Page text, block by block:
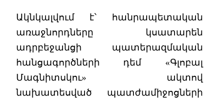
Ակնկալվում է՝ հանրապետական
առաջնորդները կսատարեն
ադրբեջանցի պատերազմական
հանցագործների դեմ «Գլոբալ
Մագնիտսկու» ակտով
նախատեսված պատժամիջոցների